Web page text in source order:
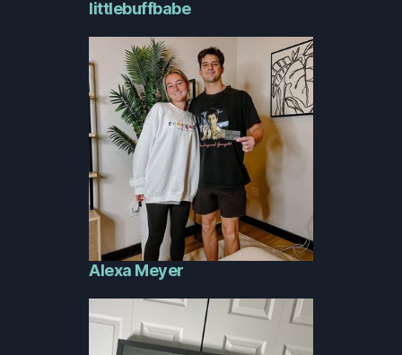
littlebuffbabe
Alexa Meyer